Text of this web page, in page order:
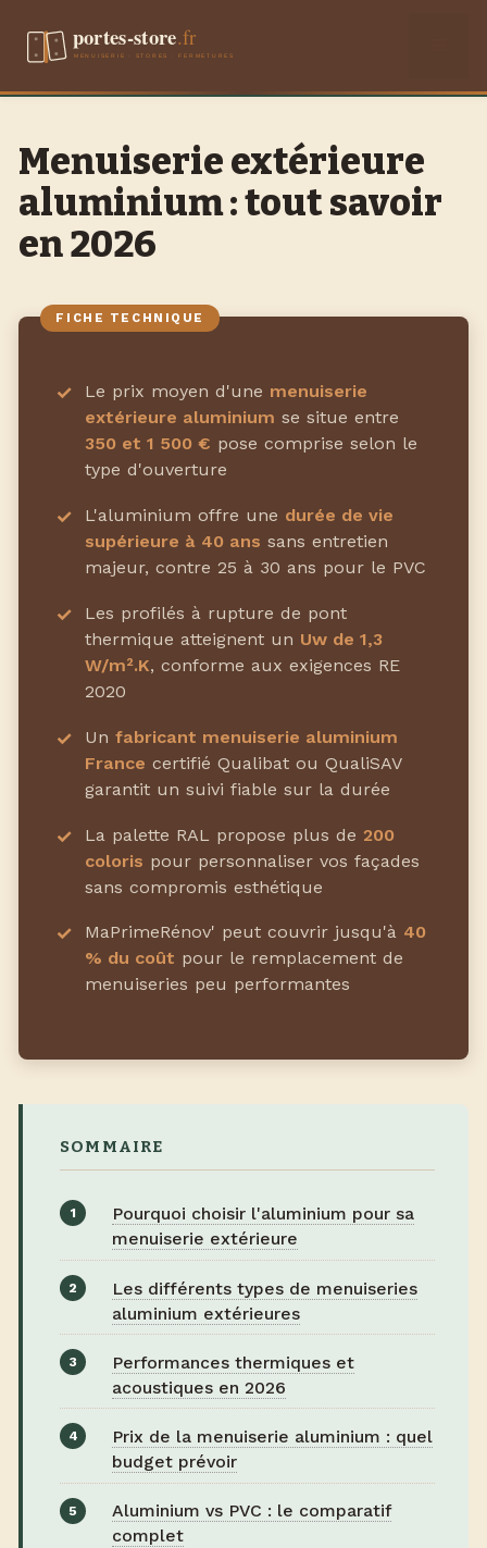
Menuiserie extérieure
aluminium : tout savoir
en 2026
Le prix moyen d'une menuiserie
extérieure aluminium se situe entre
350 et 1 500 € pose comprise selon le
type d'ouverture
L'aluminium offre une durée de vie
supérieure à 40 ans sans entretien
majeur, contre 25 à 30 ans pour le PVC
Les profilés à rupture de pont
thermique atteignent un Uw de 1,3
W/m².K, conforme aux exigences RE
2020
Unfabricant menuiserie aluminium
France certifié Qualibat ou QualiSAV
garantit un suivi fiable sur la durée
La palette RAL propose plus de200
coloris pour personnaliser vos façades
sans compromis esthétique
MaPrimeRénov' peut couvrir jusqu'à 40
% du coût pour le remplacement de
menuiseries peu performantes
SOMMAIRE
Pourquoi choisir l'aluminium pour sa
menuiserie extérieure
Les différents types de menuiseries
aluminium extérieures
Performances thermiques et
acoustiques en 2026
Prix de la menuiserie aluminium : quel
budget prévoir
Aluminium vs PVC : le comparatif
complet